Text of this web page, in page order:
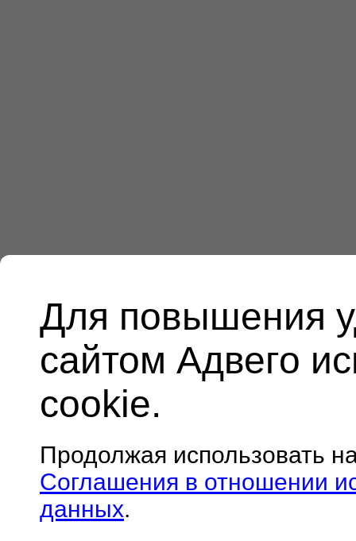
Для повышения
сайтом Адвего
cookie.
Продолжая использовать
Соглашения в отношении
данных.